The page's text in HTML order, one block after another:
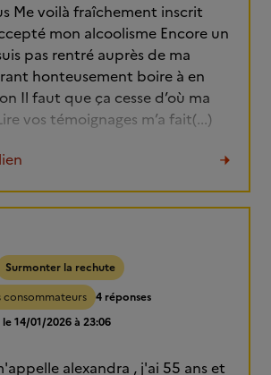
Me voilà fraîchement inscrit
mon alcoolisme Encore un
pas rentré auprès de ma
honteusement boire à en
Il faut que ça cesse d’où ma
vos témoignages m’a fait(...)
Surmonter la rechute
consommateurs 4 réponses
le 14/01/2026 à 23:06
alexandra , j'ai 55 ans et